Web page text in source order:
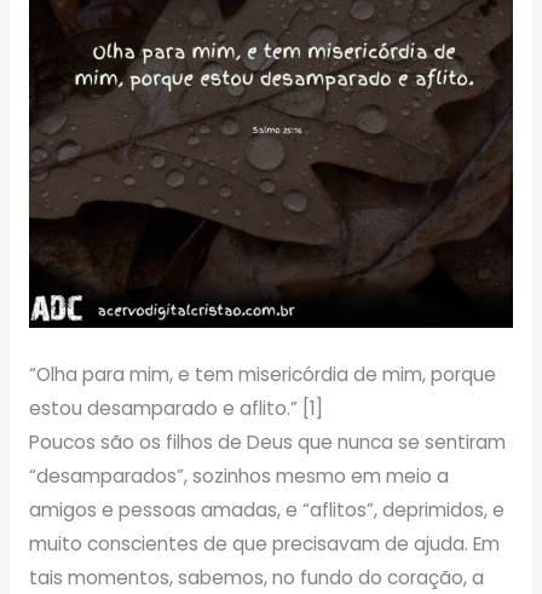
“Olha para mim, e tem misericórdia de mim, porque
estou desamparado e aflito.” [1]
Poucos são os filhos de Deus que nunca se sentiram
“desamparados”, sozinhos mesmo em meio a
amigos e pessoas amadas, e “aflitos”, deprimidos, e
muito conscientes de que precisavam de ajuda. Em
tais momentos, sabemos, no fundo do coração, a